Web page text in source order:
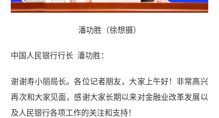
潘功胜（徐想摄）
中国人民银行行长 潘功胜 ：
谢谢寿小丽局长。各位记者朋友，大家上午好！非常高兴
再次和大家见面，感谢大家长期以来对金融业改革发展以
及人民银行各项工作的关注和支持！